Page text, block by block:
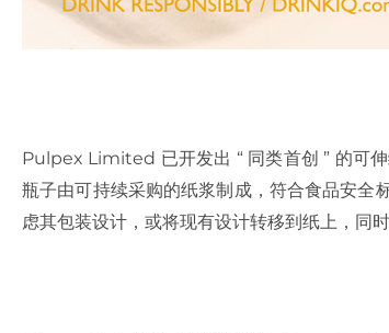
Pulpex Limited 已开发出 “ 同类首创 ” 的可
瓶子由可持续采购的纸浆制成，符合食品安全
虑其包装设计，或将现有设计转移到纸上，同